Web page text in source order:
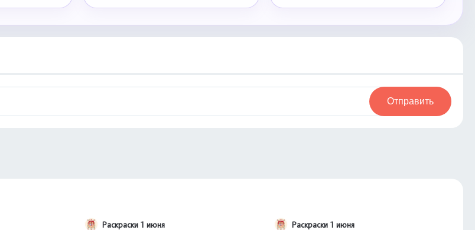
Отправить
Раскраски 1 июня Раскраски 1 июня